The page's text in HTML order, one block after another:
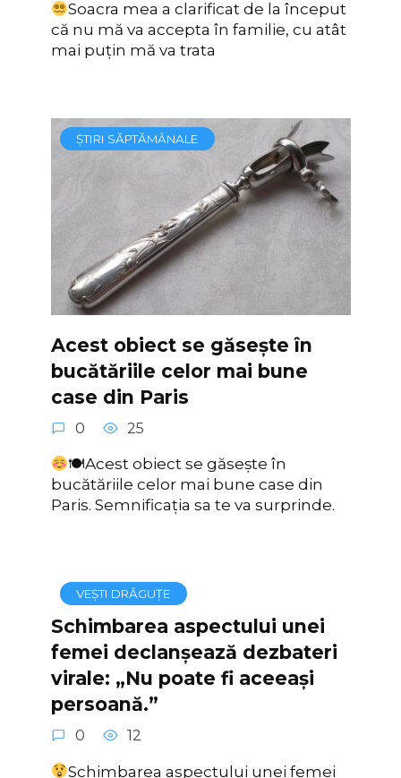
Soacra mea a clarificat de la început
că nu mă va accepta în familie, cu atât
mai puțin mă va trata
ȘTIRI SĂPTĂMÂNALE
Acest obiect se găsește în
bucătăriile celor mai bune
case din Paris
0 25
🍽Acest obiect se găsește în
bucătăriile celor mai bune case din
Paris. Semnificația sa te va surprinde.
VEȘTI DRĂGUȚE
Schimbarea aspectului unei
femei declanșează dezbateri
virale: „Nu poate fi aceeași
persoană.”
0 12
Schimbarea aspectului unei femei